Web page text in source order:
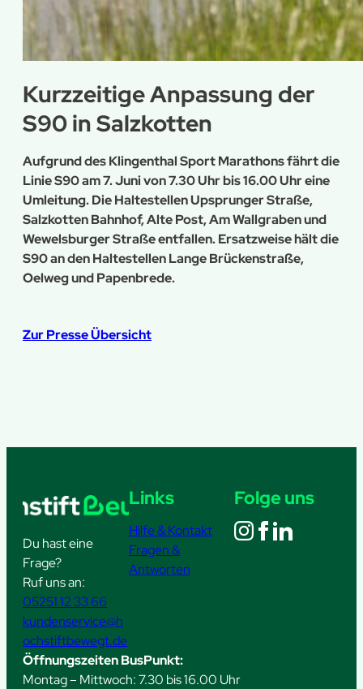
Kurzzeitige Anpassung der
S90 in Salzkotten
Aufgrund des Klingenthal Sport Marathons fährt die
Linie S90 am 7. Juni von 7.30 Uhr bis 16.00 Uhr eine
Umleitung. Die Haltestellen Upsprunger Straße,
Salzkotten Bahnhof, Alte Post, Am Wallgraben und
Wewelsburger Straße entfallen. Ersatzweise hält die
S90 an den Haltestellen Lange Brückenstraße,
Oelweg und Papenbrede.
Zur Presse Übersicht
Du hast eine
Frage?
Ruf uns an:
05251 12 33 66
kundenservice@h
ochstiftbewegt.de
Links
Hilfe & Kontakt
Fragen &
Antworten
Folge uns
Öffnungszeiten BusPunkt:
Montag – Mittwoch: 7.30 bis 16.00 Uhr